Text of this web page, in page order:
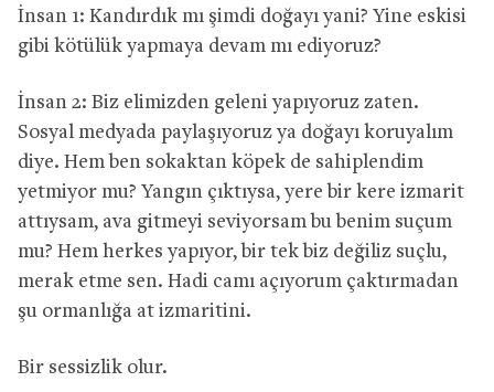
İnsan 1: Kandırdık mı şimdi doğayı yani? Yine eskisi
gibi kötülük yapmaya devam mı ediyoruz?
İnsan 2: Biz elimizden geleni yapıyoruz zaten.
Sosyal medyada paylaşıyoruz ya doğayı koruyalım
diye. Hem ben sokaktan köpek de sahiplendim
yetmiyor mu? Yangın çıktıysa, yere bir kere izmarit
attıysam, ava gitmeyi seviyorsam bu benim suçum
mu? Hem herkes yapıyor, bir tek biz değiliz suçlu,
merak etme sen. Hadi camı açıyorum çaktırmadan
şu ormanlığa at izmaritini.
Bir sessizlik olur.